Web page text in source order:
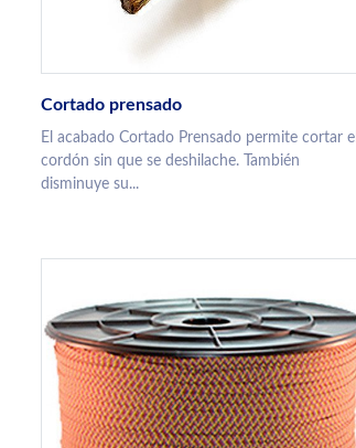
Cortado prensado
El acabado Cortado Prensado permite cortar el
cordón sin que se deshilache. También
disminuye su...